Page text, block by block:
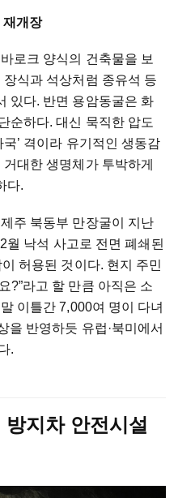
재개장
로크 양식의 건축물을 보
식과 석상처럼 종유석 등
있다. 반면 용암동굴은 화
순하다. 대신 묵직한 압도
’ 격이라 유기적인 생동감
대한 생명체가 투박하게
다.
주 북동부 만장굴이 지난
낙석 사고로 전면 폐쇄된
허용된 것이다. 현지 주민
?”라고 할 만큼 아직은 소
이틀간 7,000여 명이 다녀
을 반영하듯 유럽·북미에서
.
지차 안전시설